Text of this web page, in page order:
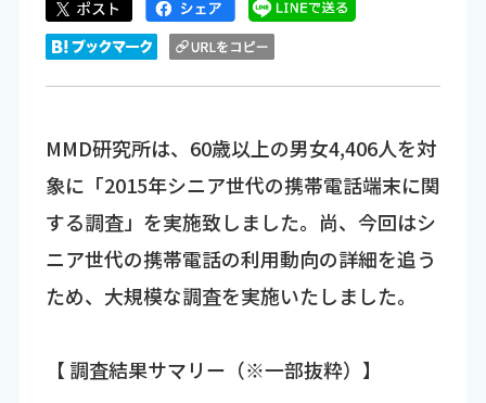
MMD研究所は、60歳以上の男女4,406人を対
象に「2015年シニア世代の携帯電話端末に関
する調査」を実施致しました。尚、今回はシ
ニア世代の携帯電話の利用動向の詳細を追う
ため、大規模な調査を実施いたしました。
【 調査結果サマリー（※一部抜粋）】